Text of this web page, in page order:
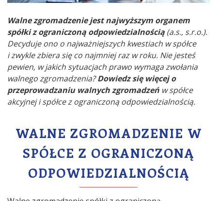
Walne zgromadzenie jest najwyższym organem
spółki z ograniczoną odpowiedzialnością (a.s., s.r.o.).
Decyduje ono o najważniejszych kwestiach w spółce
i zwykle zbiera się co najmniej raz w roku. Nie jesteś
pewien, w jakich sytuacjach prawo wymaga zwołania
walnego zgromadzenia?Dowiedz się więcej o
przeprowadzaniu walnych zgromadzeń w spółce
akcyjnej i spółce z ograniczoną odpowiedzialnością.
WALNE ZGROMADZENIE W
SPÓŁCE Z OGRANICZONĄ
ODPOWIEDZIALNOŚCIĄ